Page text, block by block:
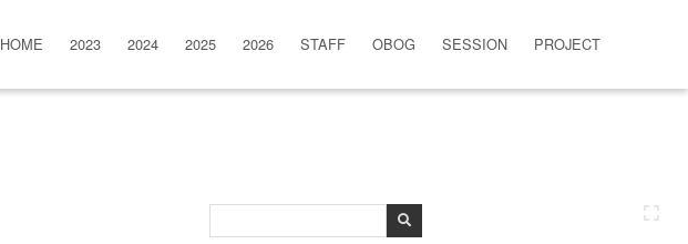
HOME 2023 2024 2025 2026 STAFF OBOG SESSION PROJECT